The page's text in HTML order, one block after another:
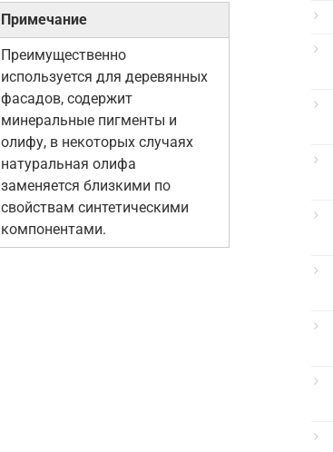
Примечание
Преимущественно
используется для деревянных
фасадов, содержит
минеральные пигменты и
олифу, в некоторых случаях
натуральная олифа
заменяется близкими по
свойствам синтетическими
компонентами.